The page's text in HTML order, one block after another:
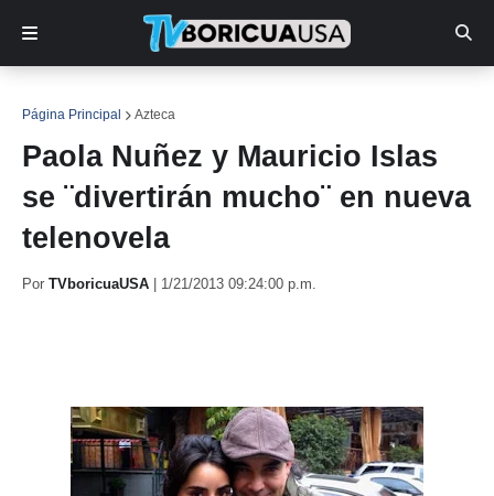
Página Principal Azteca
Paola Nuñez y Mauricio Islas
se ¨divertirán mucho¨ en nueva
telenovela
Por TVboricuaUSA 1/21/2013 09:24:00 p.m.